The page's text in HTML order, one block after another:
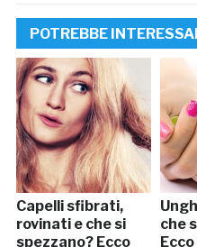
POTREBBE
Capelli sfibrati,
rovinati e che si
spezzano? Ecco
che